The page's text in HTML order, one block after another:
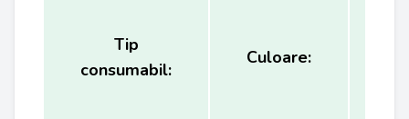
Tip
consumabil:
Culoare: